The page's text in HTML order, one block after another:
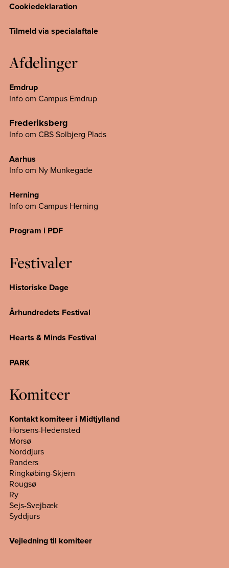
Cookiedeklaration
Tilmeld via specialaftale
Afdelinger
Emdrup
Info om Campus Emdrup
Frederiksberg
Info om CBS Solbjerg Plads
Aarhus
Info om Ny Munkegade
Herning
Info om Campus Herning
Program i PDF
Festivaler
Historiske Dage
Århundredets Festival
Hearts & Minds Festival
PARK
Komiteer
Kontakt komiteer i Midtjylland
Horsens-Hedensted
Morsø
Norddjurs
Randers
Ringkøbing-Skjern
Rougsø
Ry
Sejs-Svejbæk
Syddjurs
Vejledning til komiteer